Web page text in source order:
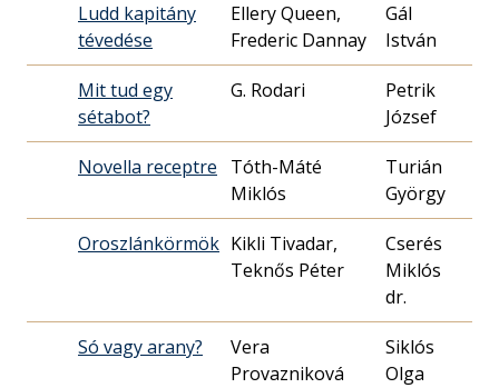
Ludd kapitány
tévedése
Ellery Queen,
Frederic Dannay
Gál
István
Mit tud egy
sétabot?
G. Rodari
Petrik
József
Novella receptre
Tóth-Máté
Miklós
Turián
György
Oroszlánkörmök Kikli Tivadar,
Teknős Péter
Cserés
Miklós
dr.
Só vagy arany?
Vera
Provazniková
Siklós
Olga